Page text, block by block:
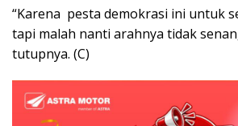
“Karena pesta demokrasi ini untuk
tapi malah nanti arahnya tidak
tutupnya. (C)